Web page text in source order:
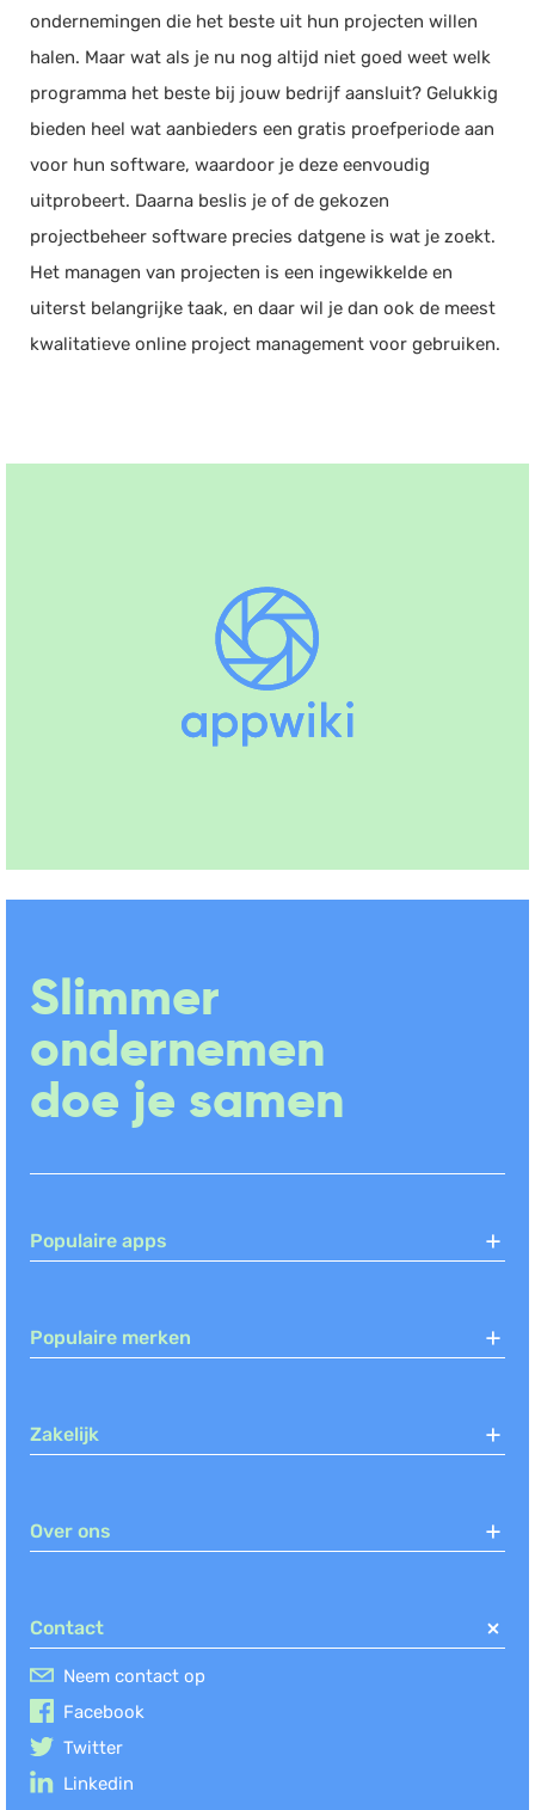
ondernemingen die het beste uit hun projecten willen
halen. Maar wat als je nu nog altijd niet goed weet welk
programma het beste bij jouw bedrijf aansluit? Gelukkig
bieden heel wat aanbieders een gratis proefperiode aan
voor hun software, waardoor je deze eenvoudig
uitprobeert. Daarna beslis je of de gekozen
projectbeheer software precies datgene is wat je zoekt.
Het managen van projecten is een ingewikkelde en
uiterst belangrijke taak, en daar wil je dan ook de meest
kwalitatieve online project management voor gebruiken.
Slimmer
ondernemen
doe je samen
Populaire apps
Populaire merken
Zakelijk
Over ons
Contact
Neem contact op
Facebook
Twitter
Linkedin